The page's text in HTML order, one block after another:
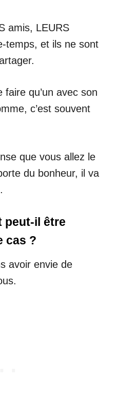
amis, LEURS
temps, et ils ne sont
qu’un avec son
c’est souvent
que vous allez le
du bonheur, il va
peut-il être
cas ?
avoir envie de